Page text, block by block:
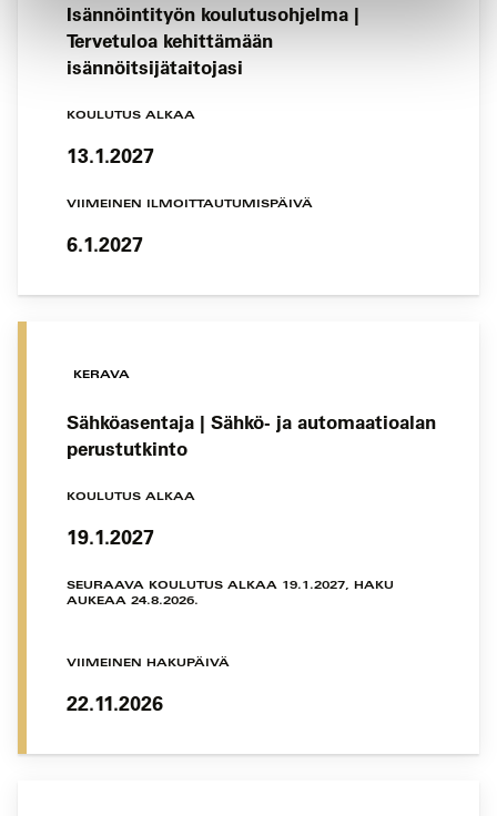
Isännöintityön koulutusohjelma |
Tervetuloa kehittämään
isännöitsijätaitojasi
KOULUTUS ALKAA
13.1.2027
VIIMEINEN ILMOITTAUTUMISPÄIVÄ
6.1.2027
KERAVA
Sähköasentaja | Sähkö- ja automaatioalan
perustutkinto
KOULUTUS ALKAA
19.1.2027
SEURAAVA KOULUTUS ALKAA 19.1.2027, HAKU
AUKEAA 24.8.2026.
VIIMEINEN HAKUPÄIVÄ
22.11.2026